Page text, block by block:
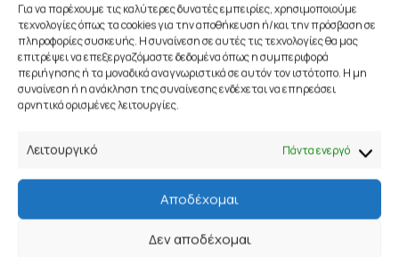
Για να παρέχουμε τις καλύτερες δυνατές εμπειρίες, χρησιμοποιούμε
τεχνολογίες όπως τα cookies για την αποθήκευση ή/και την πρόσβαση σε
πληροφορίες συσκευής. Η συναίνεση σε αυτές τις τεχνολογίες θα μας
επιτρέψει να επεξεργαζόμαστε δεδομένα όπως η συμπεριφορά
περιήγησης ή τα μοναδικά αναγνωριστικά σε αυτόν τον ιστότοπο. Η μη
συναίνεση ή η ανάκληση της συναίνεσης ενδέχεται να επηρεάσει
αρνητικά ορισμένες λειτουργίες.
Λειτουργικό Πάντα ενεργό
Αποδέχομαι
Δεν αποδέχομαι
Click to enlarge
ARLA 55,00€ 33,00
Ref: 037.020
ΠΡΟΣΘΉΚΗ ΣΤΟ ΚΑΛΆΘΙ
Εξώπλατο ελαστικό και εφαρμοστό κορμάκι με ζιβάγκο